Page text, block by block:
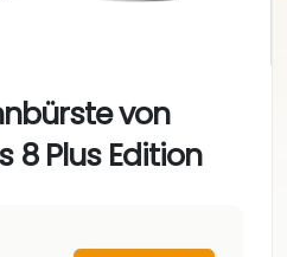
von
8 Plus Edition